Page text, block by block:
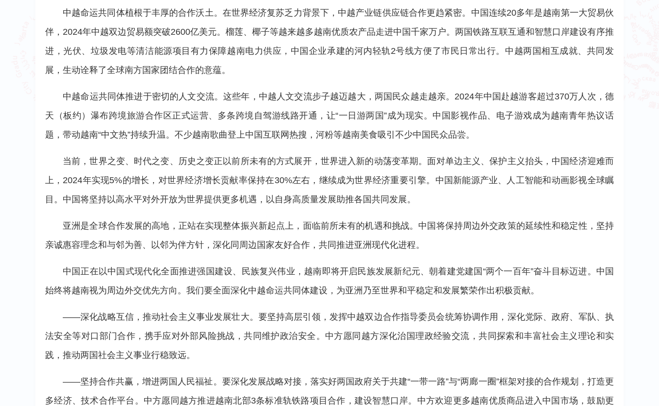
中越命运共同体植根于丰厚的合作沃土。在世界经济复苏乏力背景下，中越产业链供应链合作更趋紧密。中国连续20多年是越南第一大贸易伙
伴，2024年中越双边贸易额突破2600亿美元。榴莲、椰子等越来越多越南优质农产品走进中国千家万户。两国铁路互联互通和智慧口岸建设有序推
进，光伏、垃圾发电等清洁能源项目有力保障越南电力供应，中国企业承建的河内轻轨2号线方便了市民日常出行。中越两国相互成就、共同发
展，生动诠释了全球南方国家团结合作的意蕴。
中越命运共同体推进于密切的人文交流。这些年，中越人文交流步子越迈越大，两国民众越走越亲。2024年中国赴越游客超过370万人次，德
天（板约）瀑布跨境旅游合作区正式运营、多条跨境自驾游线路开通，让“一日游两国”成为现实。中国影视作品、电子游戏成为越南青年热议话
题，带动越南“中文热”持续升温。不少越南歌曲登上中国互联网热搜，河粉等越南美食吸引不少中国民众品尝。
当前，世界之变、时代之变、历史之变正以前所未有的方式展开，世界进入新的动荡变革期。面对单边主义、保护主义抬头，中国经济迎难而
上，2024年实现5%的增长，对世界经济增长贡献率保持在30%左右，继续成为世界经济重要引擎。中国新能源产业、人工智能和动画影视全球瞩
目。中国将坚持以高水平对外开放为世界提供更多机遇，以自身高质量发展助推各国共同发展。
亚洲是全球合作发展的高地，正站在实现整体振兴新起点上，面临前所未有的机遇和挑战。中国将保持周边外交政策的延续性和稳定性，坚持
亲诚惠容理念和与邻为善、以邻为伴方针，深化同周边国家友好合作，共同推进亚洲现代化进程。
中国正在以中国式现代化全面推进强国建设、民族复兴伟业，越南即将开启民族发展新纪元、朝着建党建国“两个一百年”奋斗目标迈进。中国
始终将越南视为周边外交优先方向。我们要全面深化中越命运共同体建设，为亚洲乃至世界和平稳定和发展繁荣作出积极贡献。
——深化战略互信，推动社会主义事业发展壮大。要坚持高层引领，发挥中越双边合作指导委员会统筹协调作用，深化党际、政府、军队、执
法安全等对口部门合作，携手应对外部风险挑战，共同维护政治安全。中方愿同越方深化治国理政经验交流，共同探索和丰富社会主义理论和实
践，推动两国社会主义事业行稳致远。
——坚持合作共赢，增进两国人民福祉。要深化发展战略对接，落实好两国政府关于共建“一带一路”与“两廊一圈”框架对接的合作规划，打造更
多经济、技术合作平台。中方愿同越方推进越南北部3条标准轨铁路项目合作，建设智慧口岸。中方欢迎更多越南优质商品进入中国市场，鼓励更